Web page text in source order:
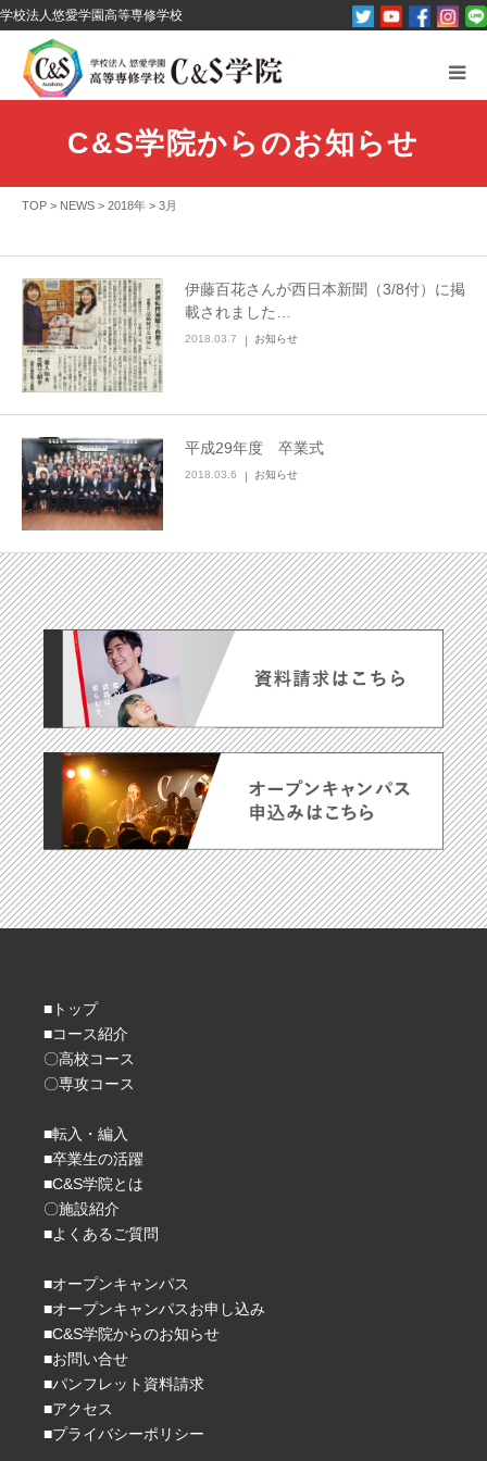
学校法人悠愛学園高等専修学校
C&S学院からのお知らせ
TOP > NEWS > 2018年 > 3月
伊藤百花さんが西日本新聞（3/8付）に掲
載されました…
2018.03.7 お知らせ
平成29年度 卒業式
2018.03.6 お知らせ
■トップ
■コース紹介
〇高校コース
〇専攻コース
■転入・編入
■卒業生の活躍
■C&S学院とは
〇施設紹介
■よくあるご質問
■オープンキャンパス
■オープンキャンパスお申し込み
■C&S学院からのお知らせ
■お問い合せ
■パンフレット資料請求
■アクセス
■プライバシーポリシー
C&S学院とは？
オープンキャンパス
パンフレット資料請求
コース紹介
その他